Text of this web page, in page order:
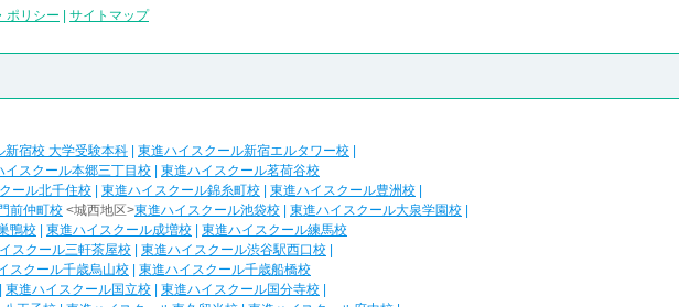
ポリシー サイトマップ
新宿校 大学受験本科 東進ハイスクール新宿エルタワー校
イスクール本郷三丁目校
東進ハイスクール茗荷谷校
ール北千住校 東進ハイスクール錦糸町校 東進ハイスクール豊洲校
前仲町校 <城西地区>東進ハイスクール池袋校 東進ハイスクール大泉学園校
鴨校 東進ハイスクール成増校
東進ハイスクール練馬校
スクール三軒茶屋校 東進ハイスクール渋谷駅西口校
スクール千歳烏山校
東進ハイスクール千歳船橋校
東進ハイスクール国立校 東進ハイスクール国分寺校